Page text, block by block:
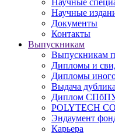
Научные
Научные
Документы
Контакты
Выпускникам
Выпускникам
Дипломы и
Дипломы
Выдача
Диплом СПбПУ
POLYTECH
Эндаумент
Карьера